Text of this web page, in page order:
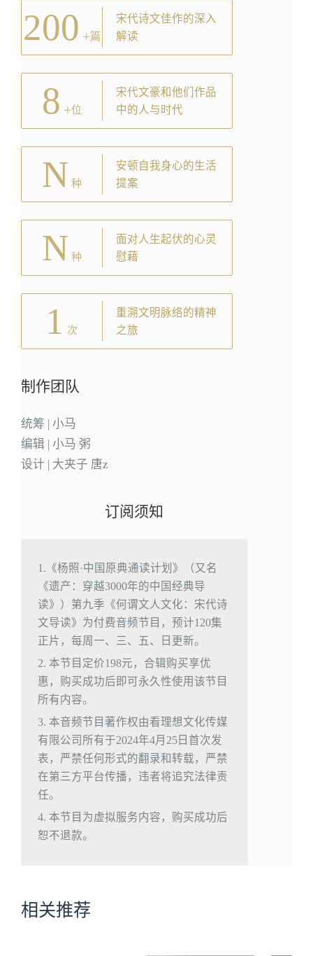
200 +篇
宋代诗文佳作的深入
解读
8 +位
宋代文豪和他们作品
中的人与时代
N 种
安顿自我身心的生活
提案
N 种
面对人生起伏的心灵
慰藉
1 次
重溯文明脉络的精神
之旅
制作团队
统筹 | 小马
编辑 | 小马 粥
设计 | 大夹子 唐z
订阅须知
1.《杨照·中国原典通读计划》（又名
《遗产：穿越3000年的中国经典导
读》）第九季《何谓文人文化：宋代诗
文导读》为付费音频节目，预计120集
正片，每周一、三、五、日更新。
2. 本节目定价198元，合辑购买享优
惠，购买成功后即可永久性使用该节目
所有内容。
3. 本音频节目著作权由看理想文化传媒
有限公司所有于2024年4月25日首次发
表，严禁任何形式的翻录和转载，严禁
在第三方平台传播，违者将追究法律责
任。
4. 本节目为虚拟服务内容，购买成功后
恕不退款。
相关推荐